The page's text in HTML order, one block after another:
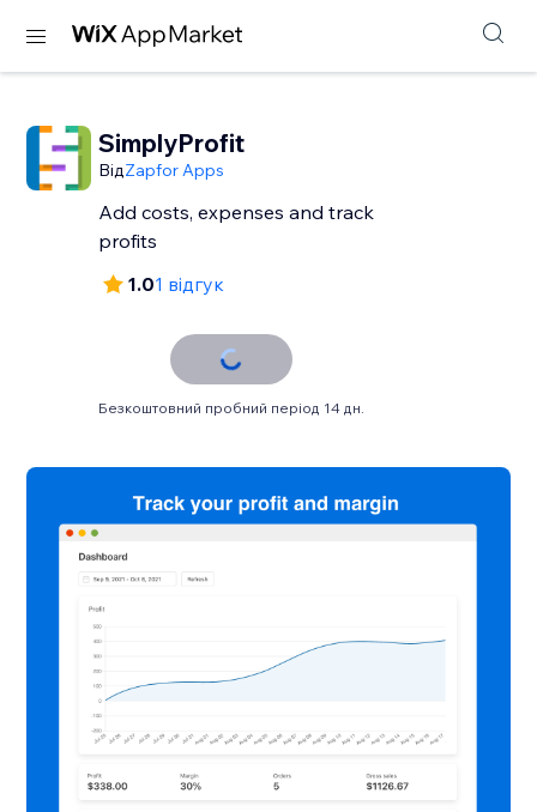
SimplyProfit
ВідZapfor Apps
Add costs, expenses and track
profits
1.01 відгук
Безкоштовний пробний період 14 дн.